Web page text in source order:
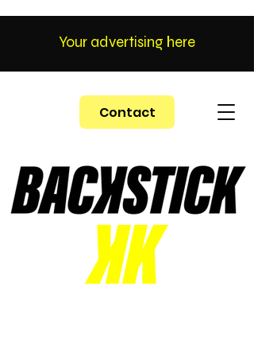
Contact
Your advertising here